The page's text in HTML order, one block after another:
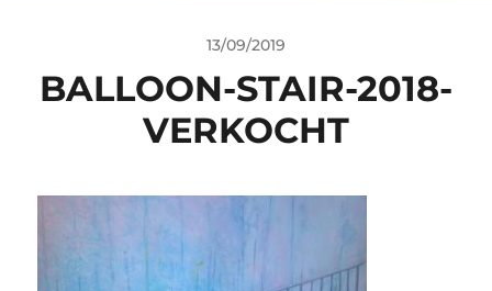
13/09/2019
BALLOON-STAIR-2018-
VERKOCHT